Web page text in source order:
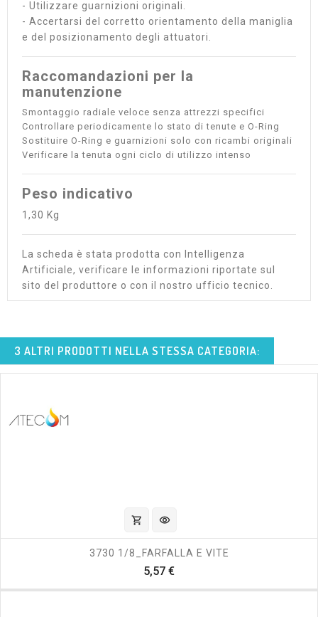
- Utilizzare guarnizioni originali.
- Accertarsi del corretto orientamento della maniglia
e del posizionamento degli attuatori.
Raccomandazioni per la
manutenzione
Smontaggio radiale veloce senza attrezzi specifici
Controllare periodicamente lo stato di tenute e O-Ring
Sostituire O-Ring e guarnizioni solo con ricambi originali
Verificare la tenuta ogni ciclo di utilizzo intenso
Peso indicativo
1,30 Kg
La scheda è stata prodotta con Intelligenza
Artificiale, verificare le informazioni riportate sul
sito del produttore o con il nostro ufficio tecnico.
3 ALTRI PRODOTTI NELLA STESSA CATEGORIA:
shopping_cart visibility
3730 1/8_FARFALLA E VITE
5,57 €Prezzo